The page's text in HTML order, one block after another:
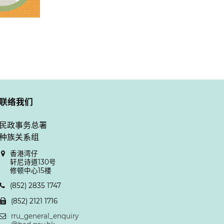
络我们
政事务总署
族关系组
香港湾仔
轩尼诗道130号
修顿中心15楼
(852) 2835 1747
(852) 2121 1716
rru_general_enquiry